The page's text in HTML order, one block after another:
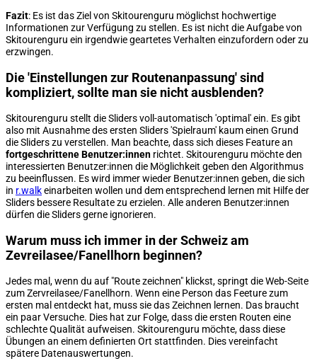
Fazit: Es ist das Ziel von Skitourenguru möglichst hochwertige
Informationen zur Verfügung zu stellen. Es ist nicht die Aufgabe von
Skitourenguru ein irgendwie geartetes Verhalten einzufordern oder zu
erzwingen.
Die 'Einstellungen zur Routenanpassung' sind
kompliziert, sollte man sie nicht ausblenden?
Skitourenguru stellt die Sliders voll-automatisch 'optimal' ein. Es gibt
also mit Ausnahme des ersten Sliders 'Spielraum' kaum einen Grund
die Sliders zu verstellen. Man beachte, dass sich dieses Feature an
fortgeschrittene Benutzer:innen richtet. Skitourenguru möchte den
interessierten Benutzer:innen die Möglichkeit geben den Algorithmus
zu beeinflussen. Es wird immer wieder Benutzer:innen geben, die sich
in r.walkeinarbeiten wollen und dem entsprechend lernen mit Hilfe der
Sliders bessere Resultate zu erzielen. Alle anderen Benutzer:innen
dürfen die Sliders gerne ignorieren.
Warum muss ich immer in der Schweiz am
Zevreilasee/Fanellhorn beginnen?
Jedes mal, wenn du auf "Route zeichnen" klickst, springt die Web-Seite
zum Zervreilasee/Fanellhorn. Wenn eine Person das Feeture zum
ersten mal entdeckt hat, muss sie das Zeichnen lernen. Das braucht
ein paar Versuche. Dies hat zur Folge, dass die ersten Routen eine
schlechte Qualität aufweisen. Skitourenguru möchte, dass diese
Übungen an einem definierten Ort stattfinden. Dies vereinfacht
spätere Datenauswertungen.